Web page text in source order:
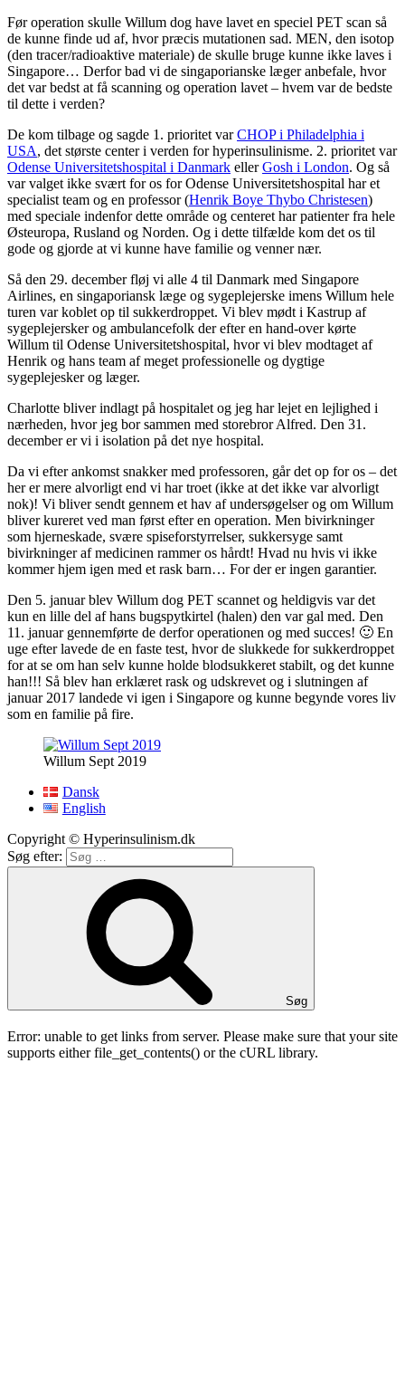
Før operation skulle Willum dog have lavet en speciel PET scan så
de kunne finde ud af, hvor præcis mutationen sad. MEN, den isotop
(den tracer/radioaktive materiale) de skulle bruge kunne ikke laves i
Singapore… Derfor bad vi de singaporianske læger anbefale, hvor
det var bedst at få scanning og operation lavet – hvem var de bedste
til dette i verden?
De kom tilbage og sagde 1. prioritet varCHOP i Philadelphia i
USA, det største center i verden for hyperinsulinisme. 2. prioritet var
Odense Universitetshospital i Danmark ellerGosh i London. Og så
var valget ikke svært for os for Odense Universitetshospital har et
specialist team og en professor (Henrik Boye Thybo Christesen)
med speciale indenfor dette område og centeret har patienter fra hele
Østeuropa, Rusland og Norden. Og i dette tilfælde kom det os til
gode og gjorde at vi kunne have familie og venner nær.
Så den 29. december fløj vi alle 4 til Danmark med Singapore
Airlines, en singaporiansk læge og sygeplejerske imens Willum hele
turen var koblet op til sukkerdroppet. Vi blev mødt i Kastrup af
sygeplejersker og ambulancefolk der efter en hand-over kørte
Willum til Odense Universitetshospital, hvor vi blev modtaget af
Henrik og hans team af meget professionelle og dygtige
sygeplejesker og læger.
Charlotte bliver indlagt på hospitalet og jeg har lejet en lejlighed i
nærheden, hvor jeg bor sammen med storebror Alfred. Den 31.
december er vi i isolation på det nye hospital.
Da vi efter ankomst snakker med professoren, går det op for os – det
her er mere alvorligt end vi har troet (ikke at det ikke var alvorligt
nok)! Vi bliver sendt gennem et hav af undersøgelser og om Willum
bliver kureret ved man først efter en operation. Men bivirkninger
som hjerneskade, svære spiseforstyrrelser, sukkersyge samt
bivirkninger af medicinen rammer os hårdt! Hvad nu hvis vi ikke
kommer hjem igen med et rask barn… For der er ingen garantier.
Den 5. januar blev Willum dog PET scannet og heldigvis var det
kun en lille del af hans bugspytkirtel (halen) den var gal med. Den
11. januar gennemførte de derfor operationen og med succes! 🙂 En
uge efter lavede de en faste test, hvor de slukkede for sukkerdroppet
for at se om han selv kunne holde blodsukkeret stabilt, og det kunne
han!!! Så blev han erklæret rask og udskrevet og i slutningen af
januar 2017 landede vi igen i Singapore og kunne begynde vores liv
som en familie på fire.
Willum Sept 2019
Dansk
English
Copyright © Hyperinsulinism.dk
Søg efter:
Søg
Error: unable to get links from server. Please make sure that your site
supports either file_get_contents() or the cURL library.